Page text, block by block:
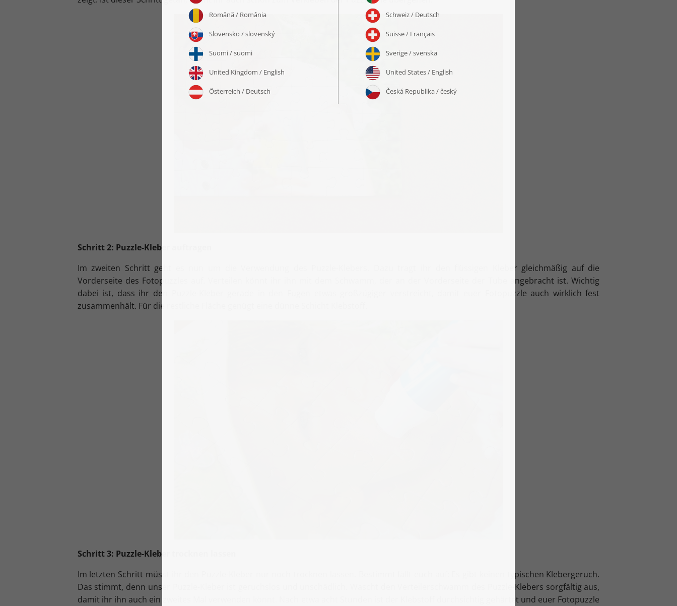
Schritt 2: Puzzle-Kleber auftragen
Im zweiten Schritt geht es nun um die Verwendung des Puzzle-Klebers. Dazu tragt ihr den flüssigen Kleber gleichmäßig auf die
Vorderseite des Fotopuzzles auf. Verteilen könnt ihr ihn mit dem Schwamm, der an der Vorderseite der Tube angebracht ist. Wichtig
dabei ist, dass ihr den Puzzle-Kleber gerade in den Fugen etwas großzügiger verstreicht, damit euer Fotopuzzle auch wirklich fest
zusammenhält. Für die restliche Fläche genügt eine dünne Schicht Klebstoff.
Schritt 3: Puzzle-Kleber trocknen lassen
Im letzten Schritt müsst ihr den Puzzle-Kleber nur noch trocknen lassen. Bestimmt fällt euch auf: Es gibt keinen typischen Klebergeruch.
Das stimmt, denn unser Puzzle-Kleber ist geruchslos und unschädlich. Wascht den Verteilerschwamm des Puzzle-Klebers sorgfältig aus,
damit ihr ihn auch ein zweites Mal verwenden könnt. Nach etwa acht Stunden ist der Klebstoff durchsichtig gehärtet und euer Fotopuzzle